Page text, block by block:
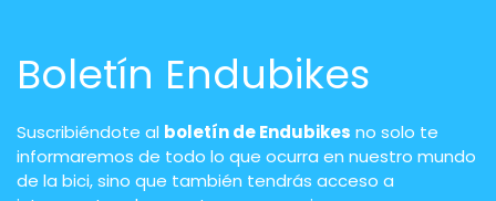
Boletín Endubikes
Suscribiéndote al boletín de Endubikes no solo te
informaremos de todo lo que ocurra en nuestro mundo
de la bici, sino que también tendrás acceso a